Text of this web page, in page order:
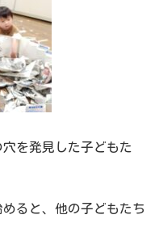
を発見した子どもた
ると、他の子どもたち